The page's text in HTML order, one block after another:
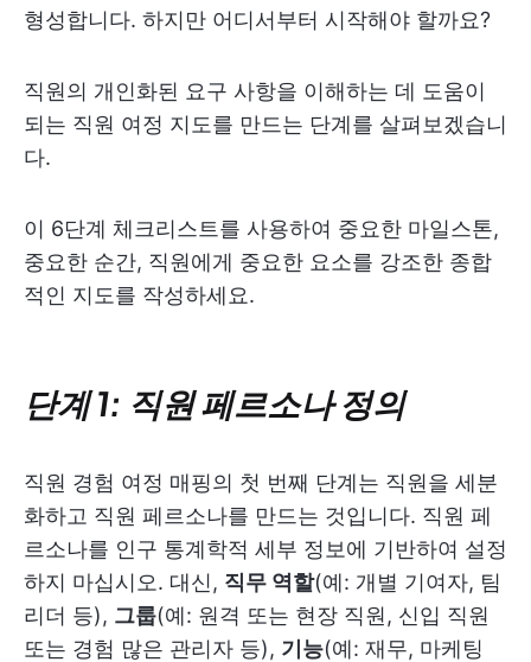
형성합니다. 하지만 어디서부터 시작해야 할까요?
직원의 개인화된 요구 사항을 이해하는 데 도움이
되는 직원 여정 지도를 만드는 단계를 살펴보겠습니
다.
이 6단계 체크리스트를 사용하여 중요한 마일스톤,
중요한 순간, 직원에게 중요한 요소를 강조한 종합
적인 지도를 작성하세요.
단계 1: 직원 페르소나 정의
직원 경험 여정 매핑의 첫 번째 단계는 직원을 세분
화하고 직원 페르소나를 만드는 것입니다. 직원 페
르소나를 인구 통계학적 세부 정보에 기반하여 설정
하지 마십시오. 대신, 직무 역할(예: 개별 기여자, 팀
리더 등), 그룹(예: 원격 또는 현장 직원, 신입 직원
또는 경험 많은 관리자 등), 기능(예: 재무, 마케팅